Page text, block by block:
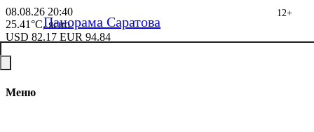
08.08.26 20:40
25.41°C, ясно
USD 82.17 EUR 94.84
Меню
Панорама Саратова
12+